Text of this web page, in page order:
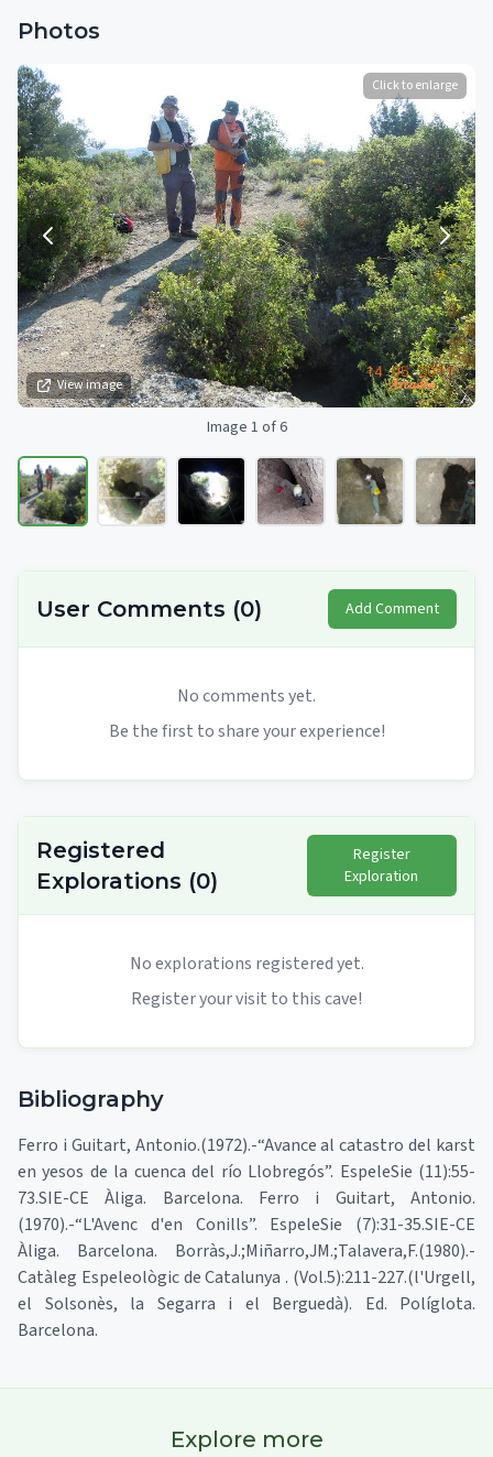
Photos
View image
Click to enlarge
Image 1 of 6
User Comments (0) Add Comment
No comments yet.
Be the first to share your experience!
Registered
Explorations (0)
Register
Exploration
No explorations registered yet.
Register your visit to this cave!
Bibliography
Ferro i Guitart, Antonio.(1972).-“Avance al catastro del karst
en yesos de la cuenca del río Llobregós”. EspeleSie (11):55-
73.SIE-CE Àliga. Barcelona. Ferro i Guitart, Antonio.
(1970).-“L'Avenc d'en Conills”. EspeleSie (7):31-35.SIE-CE
Àliga. Barcelona. Borràs,J.;Miñarro,JM.;Talavera,F.(1980).-
Catàleg Espeleològic de Catalunya . (Vol.5):211-227.(l'Urgell,
el Solsonès, la Segarra i el Berguedà). Ed. Políglota.
Barcelona.
Explore more